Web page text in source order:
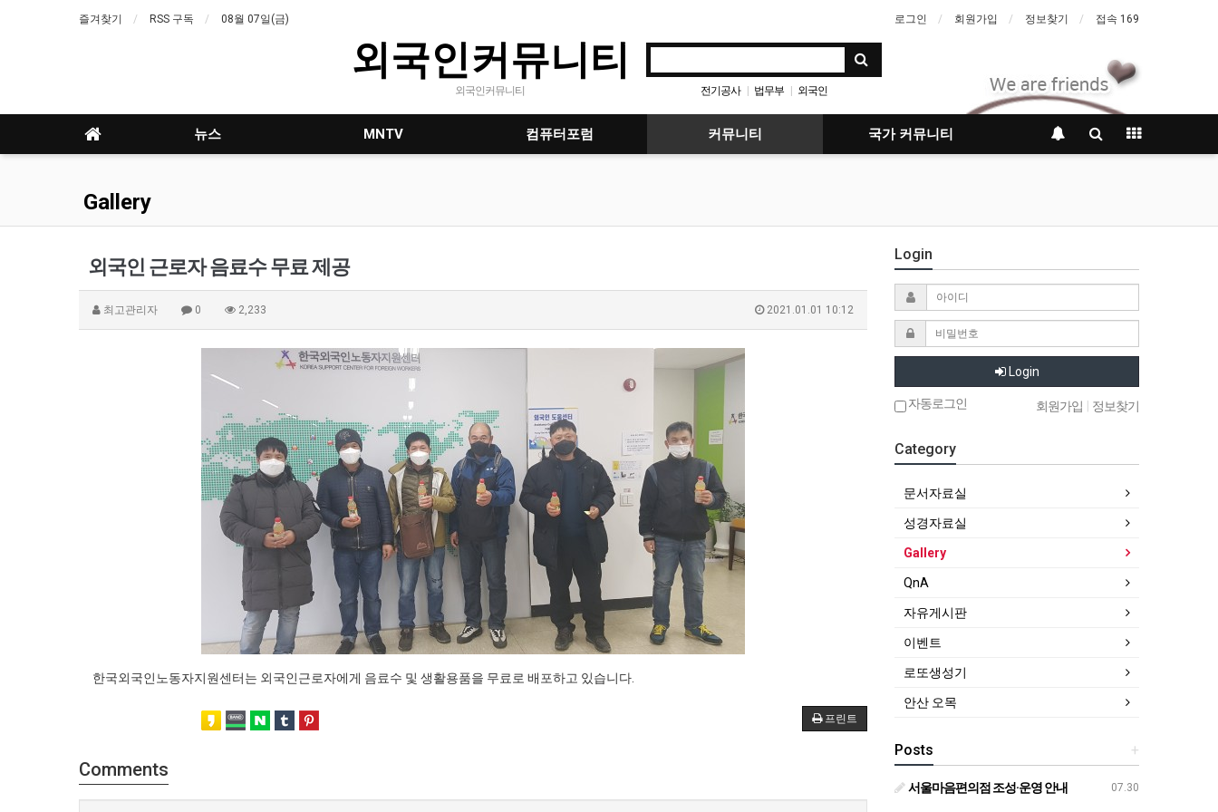
즐겨찾기 RSS 구독 08월 07일(금) 로그인 회원가입 정보찾기 접속 169
외국인커뮤니티
외국인커뮤니티 전기공사 법무부 외국인
뉴스 MNTV 컴퓨터포럼 커뮤니티 국가 커뮤니티
Gallery
외국인 근로자 음료수 무료 제공
최고관리자 0 2,233 2021.01.01 10:12
한국외국인노동자지원센터는 외국인근로자에게 음료수 및 생활용품을 무료로 배포하고 있습니다.
프린트
Comments
Login
Login
자동로그인 회원가입 정보찾기
Category
문서자료실
성경자료실
Gallery
QnA
자유게시판
이벤트
로또생성기
안산 오목
+
Posts
07.30
서울마음편의점 조성·운영 안내